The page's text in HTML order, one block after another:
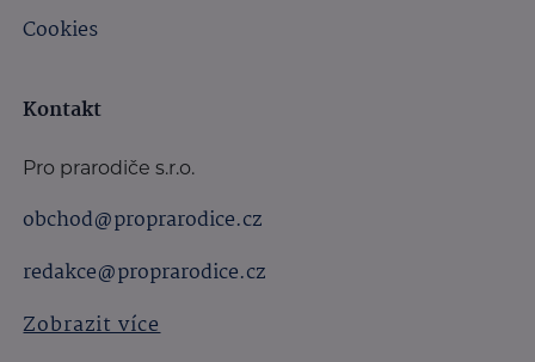
Cookies
Kontakt
Pro prarodiče s.r.o.
obchod@proprarodice.cz
redakce@proprarodice.cz
Zobrazit více